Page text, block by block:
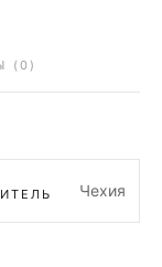
(0)
Чехия